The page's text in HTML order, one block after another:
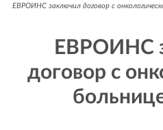
ЕВРОИНС заключил договор с
ЕВРОИНС
договор с